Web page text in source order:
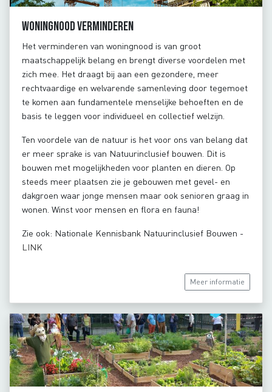
Woningnood verminderen
Het verminderen van woningnood is van groot
maatschappelijk belang en brengt diverse voordelen met
zich mee. Het draagt bij aan een gezondere, meer
rechtvaardige en welvarende samenleving door tegemoet
te komen aan fundamentele menselijke behoeften en de
basis te leggen voor individueel en collectief welzijn.
Ten voordele van de natuur is het voor ons van belang dat
er meer sprake is van Natuurinclusief bouwen. Dit is
bouwen met mogelijkheden voor planten en dieren. Op
steeds meer plaatsen zie je gebouwen met gevel- en
dakgroen waar jonge mensen maar ook senioren graag in
wonen. Winst voor mensen en flora en fauna!
Zie ook: Nationale Kennisbank Natuurinclusief Bouwen -
LINK
Meer informatie